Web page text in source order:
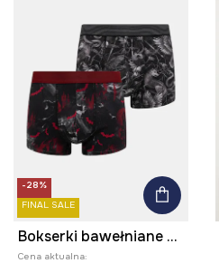
-28%
FINAL SALE
Bokserki bawełniane męskie z elastanem wzorzyste (2-pack)
Cena aktualna: